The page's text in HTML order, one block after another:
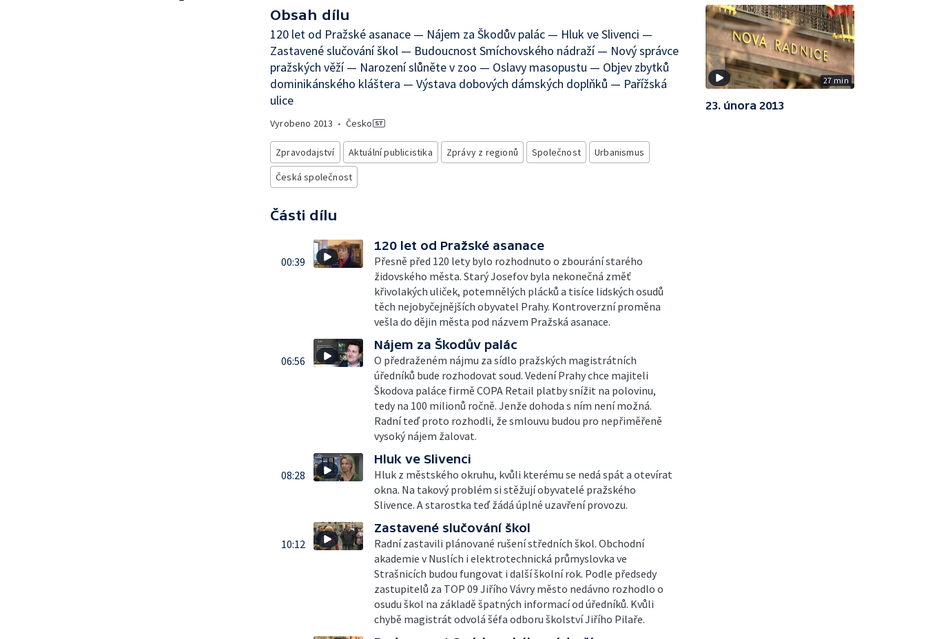
Obsah dílu
120 let od Pražské asanace — Nájem za Škodův palác — Hluk ve Slivenci —
Zastavené slučování škol — Budoucnost Smíchovského nádraží — Nový správce
pražských věží — Narození slůněte v zoo — Oslavy masopustu — Objev zbytků
dominikánského kláštera — Výstava dobových dámských doplňků — Pařížská
ulice
Vyrobeno 2013 • Česko
Zpravodajství Aktuální publicistika Zprávy z regionů Společnost
Urbanismus
Česká společnost
Části dílu
00:39
120 let od Pražské asanace
Přesně před 120 lety bylo rozhodnuto o zbourání starého
židovského města. Starý Josefov byla nekonečná změť
křivolakých uliček, potemnělých plácků a tisíce lidských osudů
těch nejobyčejnějších obyvatel Prahy. Kontroverzní proměna
vešla do dějin města pod názvem Pražská asanace.
06:56
Nájem za Škodův palác
O předraženém nájmu za sídlo pražských magistrátních
úředníků bude rozhodovat soud. Vedení Prahy chce majiteli
Škodova paláce firmě COPA Retail platby snížit na polovinu,
tedy na 100 milionů ročně. Jenže dohoda s ním není možná.
Radní teď proto rozhodli, že smlouvu budou pro nepřiměřeně
vysoký nájem žalovat.
08:28
Hluk ve Slivenci
Hluk z městského okruhu, kvůli kterému se nedá spát a otevírat
okna. Na takový problém si stěžují obyvatelé pražského
Slivence. A starostka teď žádá úplné uzavření provozu.
10:12
Zastavené slučování škol
Radní zastavili plánované rušení středních škol. Obchodní
akademie v Nuslích i elektrotechnická průmyslovka ve
Strašnicích budou fungovat i další školní rok. Podle předsedy
zastupitelů za TOP 09 Jiřího Vávry město nedávno rozhodlo o
osudu škol na základě špatných informací od úředníků. Kvůli
chybě magistrát odvolá šéfa odboru školství Jiřího Pilaře.
27 min
23. února 2013